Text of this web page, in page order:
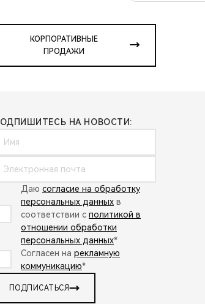
КОРПОРАТИВНЫЕ
ПРОДАЖИ
НА НОВОСТИ:
Даю согласие на обработку
персональных данных в
соответствии с политикой в
отношении обработки
персональных данных*
Согласен на рекламную
коммуникацию*
ПОДПИСАТЬСЯ